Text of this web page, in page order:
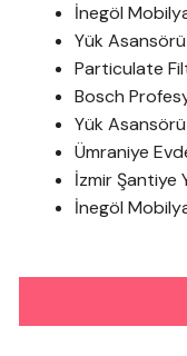
İnegöl
Yük Asansörü
Particulate
Bosch
Yük Asansörü
Ümraniye
İzmir Şantiye
İnegöl